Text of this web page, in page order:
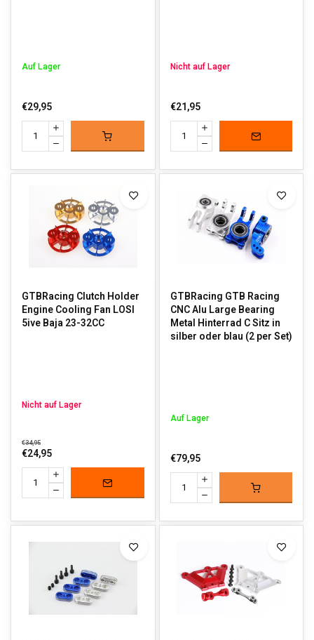
Auf Lager
€29,95
Nicht auf Lager
€21,95
GTBRacing Clutch Holder
Engine Cooling Fan LOSI
5ive Baja 23-32CC
Nicht auf Lager
€34,95
€24,95
GTBRacing GTB Racing
CNC Alu Large Bearing
Metal Hinterrad C Sitz in
silber oder blau (2 per Set)
Auf Lager
€79,95